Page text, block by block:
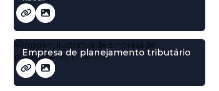
Empresa de planejamento tributário